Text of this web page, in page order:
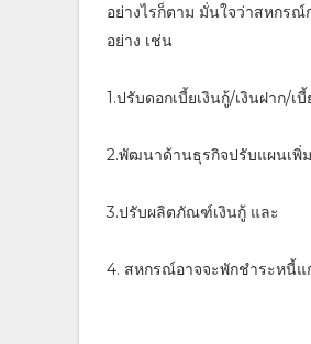
อย่างไรก็ตาม มั่นใจว่าสหกร
อย่าง เช่น
1.ปรับดอกเบี้ยเงินกู้/เงินฝาก/เ
2.พัฒนาด้านธุรกิจปรับแผนเพิ่
3.ปรับผลิตภัณฑ์เงินกู้ และ
4. สหกรณ์อาจจะพักชำระหนี้แ